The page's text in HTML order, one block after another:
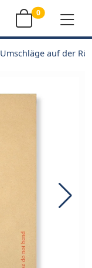
0
Umschläge auf der